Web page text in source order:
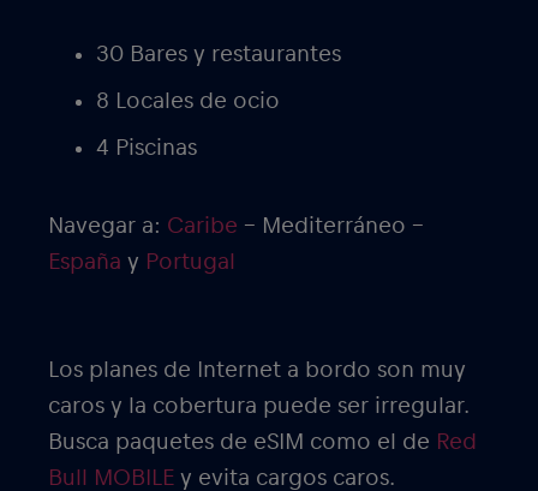
30 Bares y restaurantes
8 Locales de ocio
4 Piscinas
Navegar a: Caribe – Mediterráneo –
España y Portugal
Los planes de Internet a bordo son muy
caros y la cobertura puede ser irregular.
Busca paquetes de eSIM como el de Red
Bull MOBILE y evita cargos caros.